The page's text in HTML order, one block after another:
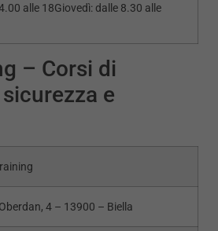
alle 18Giovedì: dalle 8.30 alle
– Corsi di
e
4 – 13900 – Biella